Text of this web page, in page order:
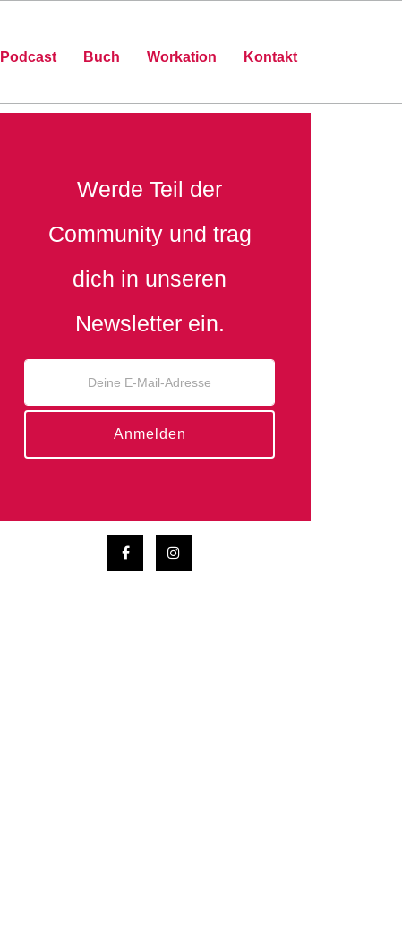
Podcast Buch Workation Kontakt
Werde Teil der
Community und trag
dich in unseren
Newsletter ein.
Anmelden